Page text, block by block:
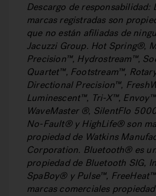
Descargo de responsabilidad:
marcas registradas son
que no están afiliadas de
Jacuzzi Group. Hot Spring®,
Precision™, Hydrostream™,
Quartet™, Footstream™,
Directional Precision™,
Luminescent™, Tri-X™,
WaveMaster ®, SilentFlo
No-Fault® y HighLife® son
propiedad de Watkins
Corporation. Bluetooth® es
propiedad de Bluetooth SIG,
SpaBoy® y Pulse™,
marcas comerciales